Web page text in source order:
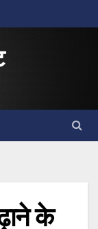
के